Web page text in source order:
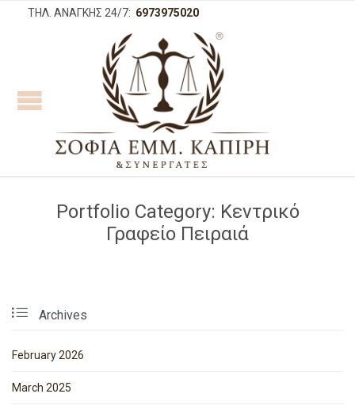
ΤΗΛ. ΑΝΑΓΚΗΣ 24/7: 6973975020
Portfolio Category: Κεντρικό
Γραφείο Πειραιά
 Archives
February 2026
March 2025